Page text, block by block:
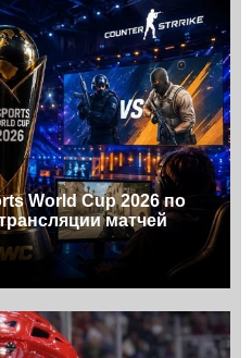
World Cup 2026 по
матчей